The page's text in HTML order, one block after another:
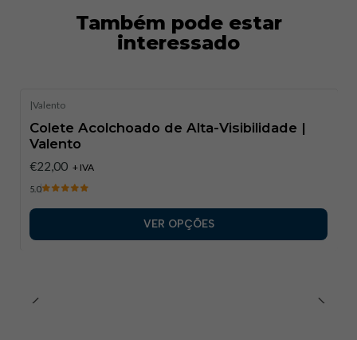
Também pode estar
interessado
|Valento
Colete Acolchoado de Alta-Visibilidade |
Valento
€22,00 + IVA
5.0
VER OPÇÕES